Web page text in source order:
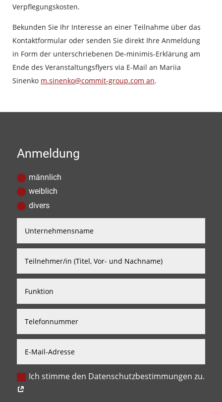
Verpflegungskosten.
Bekunden Sie Ihr Interesse an einer Teilnahme über das
Kontaktformular oder senden Sie direkt Ihre Anmeldung
in Form der unterschriebenen De-minimis-Erklärung am
Ende des Veranstaltungsflyers via E-Mail an Mariia
Sinenko m.sinenko@commit-group.com an.
Anmeldung
männlich
weiblich
divers
Ich stimme den Datenschutzbestimmungen zu.